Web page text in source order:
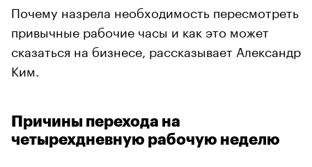
Почему назрела необходимость пересмотреть
привычные рабочие часы и как это может
сказаться на бизнесе, рассказывает Александр
Ким.
Причины перехода на
четырехдневную рабочую неделю